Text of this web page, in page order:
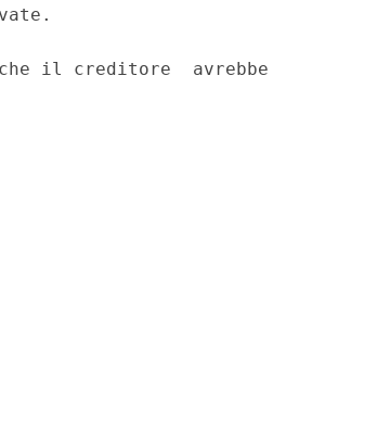
il creditore  avrebbe